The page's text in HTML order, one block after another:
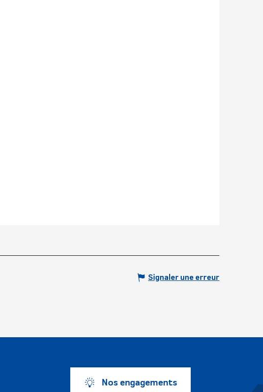
Signaler une erreur
Nos engagements